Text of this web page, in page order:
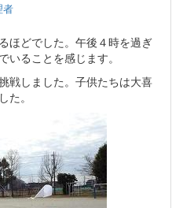
者
ほどでした。午後４時を過ぎ
いることを感じます。
戦しました。子供たちは大喜
。